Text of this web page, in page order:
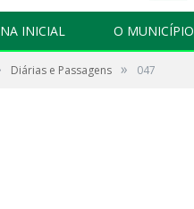
INICIAL O MUNICÍPIO
Diárias e Passagens » 047